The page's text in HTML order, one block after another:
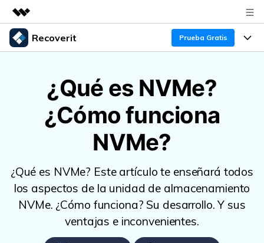
Productos destacados
Quiénes somos
Sala de prensa
Soporte
Recoverit Prueba Gratis
Recoverit para Windows
Líder en recuperación para Windows
Pruébalo Gratis
Recoverit para Mac
Recupera datos ilimitados del sistema Mac
Funciones
Recuperar de Unidades
Recuperar Medios Borrados
Soluciones de Recuperación Exclusivas
Recuperar Documentos
Recursos
Experto en Recuperación de Datos
Historias de Clientes
Temas Destacados
Guía
DESCARGAR Sign In
¿Qué es NVMe?
¿Cómo funciona
NVMe?
¿Qué es NVMe? Este artículo te enseñará todos
los aspectos de la unidad de almacenamiento
NVMe. ¿Cómo funciona? Su desarrollo. Y sus
ventajas e inconvenientes.